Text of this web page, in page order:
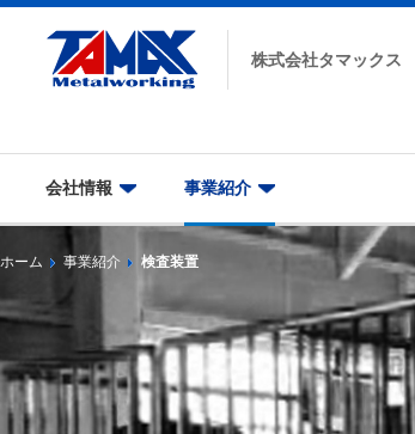
株式会社タマックス
会社情報 事業紹介
ホーム 事業紹介 検査装置